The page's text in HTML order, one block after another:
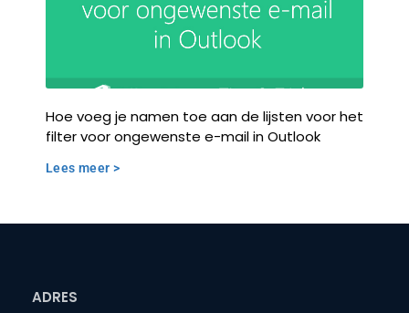
Hoe voeg je namen toe aan de lijsten voor het
filter voor ongewenste e-mail in Outlook
Lees meer >
ADRES